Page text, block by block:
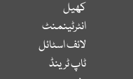
کھیل
انٹرٹینمنٹ
لائف اسٹائل
ٹاپ ٹرینڈ